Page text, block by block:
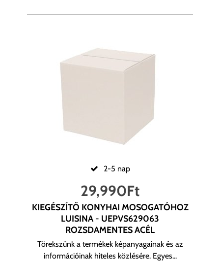
2-5 nap
29,990Ft
KIEGÉSZÍTŐ KONYHAI MOSOGATÓHOZ
LUISINA - UEPVS629063
ROZSDAMENTES ACÉL
Törekszünk a termékek képanyagainak és az
információinak hiteles közlésére. Egyes...